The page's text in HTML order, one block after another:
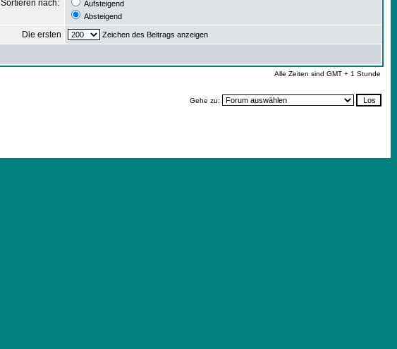
Sortieren nach:
Aufsteigend
Absteigend
Die ersten Zeichen des Beitrags anzeigen
Alle Zeiten sind GMT + 1 Stunde
Gehe zu: